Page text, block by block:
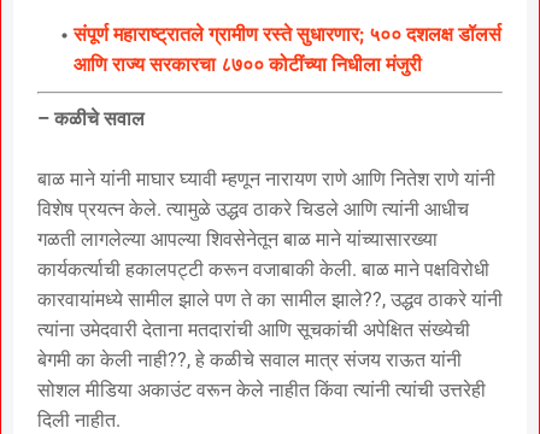
संपूर्ण महाराष्ट्रातले ग्रामीण रस्ते सुधारणार; ५०० दशलक्ष डॉलर्स
आणि राज्य सरकारचा ८७०० कोटींच्या निधीला मंजुरी
– कळीचे सवाल
बाळ माने यांनी माघार घ्यावी म्हणून नारायण राणे आणि नितेश राणे यांनी
विशेष प्रयत्न केले. त्यामुळे उद्धव ठाकरे चिडले आणि त्यांनी आधीच
गळती लागलेल्या आपल्या शिवसेनेतून बाळ माने यांच्यासारख्या
कार्यकर्त्याची हकालपट्टी करून वजाबाकी केली. बाळ माने पक्षविरोधी
कारवायांमध्ये सामील झाले पण ते का सामील झाले??, उद्धव ठाकरे यांनी
त्यांना उमेदवारी देताना मतदारांची आणि सूचकांची अपेक्षित संख्येची
बेगमी का केली नाही??, हे कळीचे सवाल मात्र संजय राऊत यांनी
सोशल मीडिया अकाउंट वरून केले नाहीत किंवा त्यांनी त्यांची उत्तरेही
दिली नाहीत.